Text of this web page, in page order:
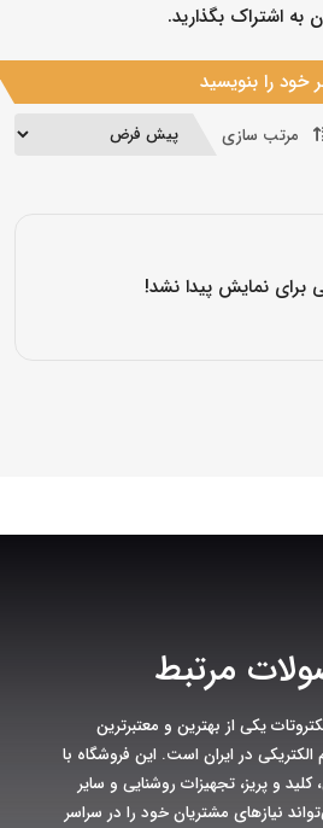
به اشتراک بگذارید.
خود را بنویسید
مرتب سازی
برای نمایش پیدا نشد!
مرتبط
یکی از بهترین و معتبرترین
الکتریکی در ایران است. این فروشگاه با
کلید و پریز، تجهیزات روشنایی و سایر
نیازهای مشتریان خود را در سراسر